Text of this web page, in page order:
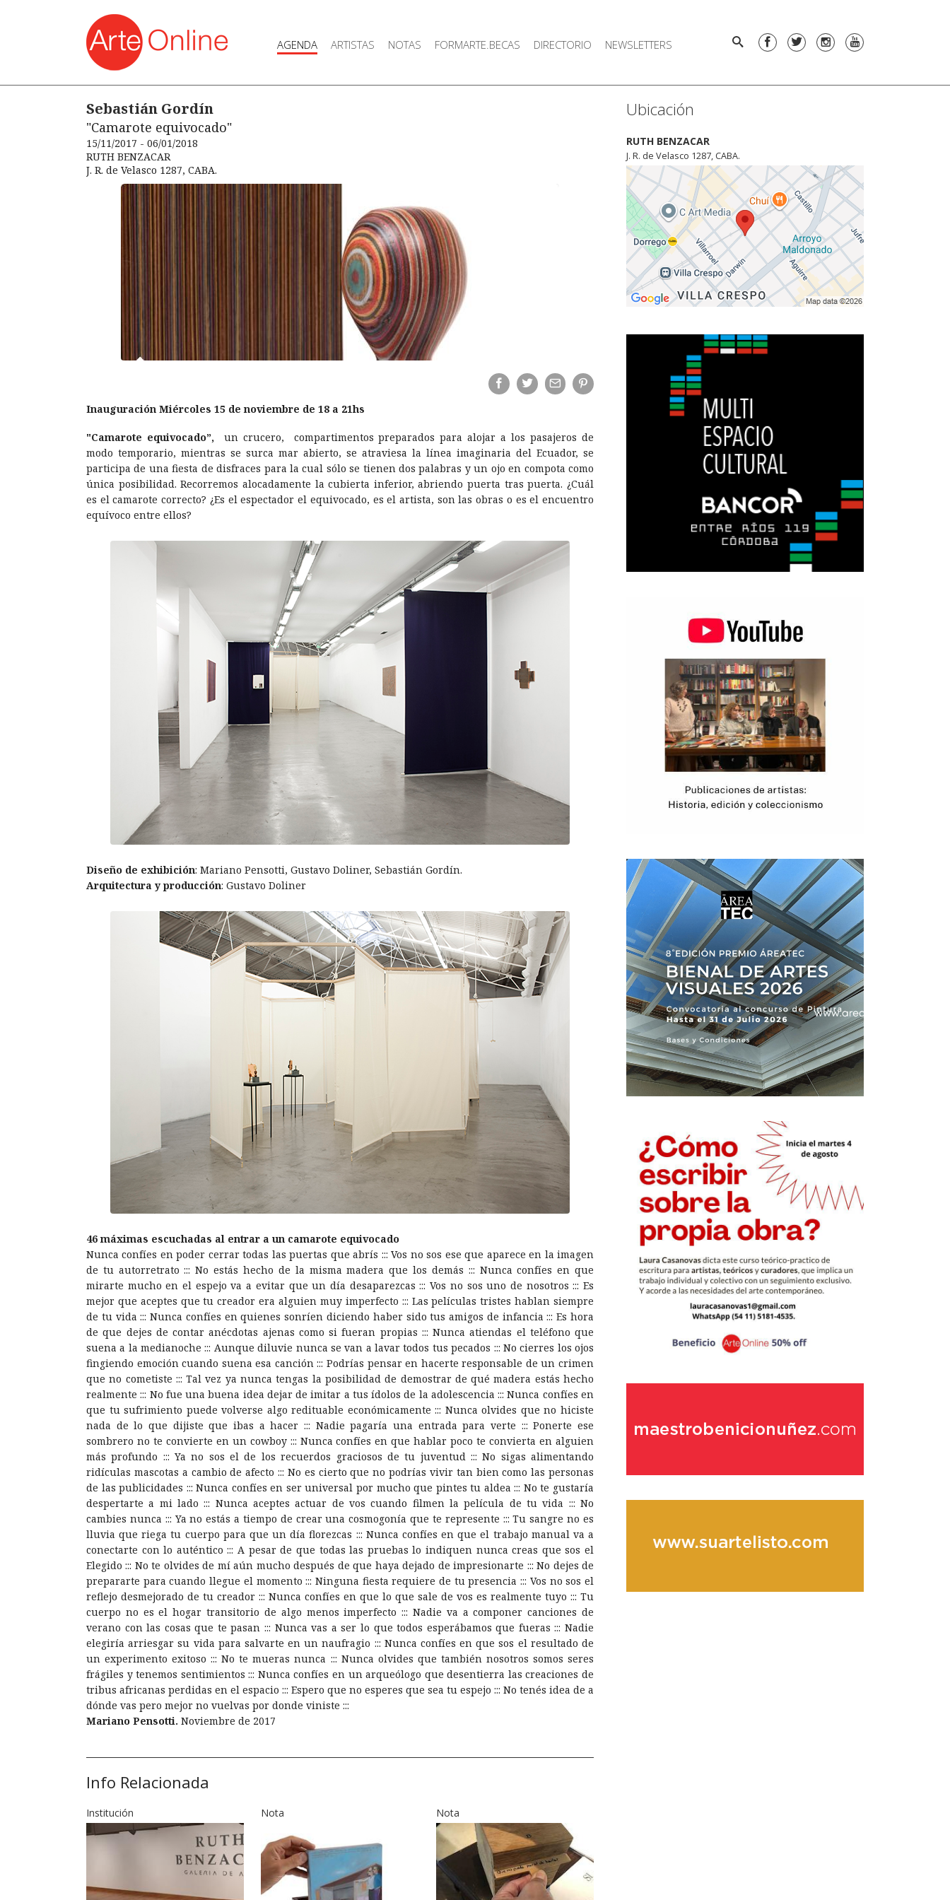
AGENDA ARTISTAS NOTAS FORMARTE.BECAS DIRECTORIO NEWSLETTERS
Sebastián Gordín
"Camarote equivocado"
15/11/2017 - 06/01/2018
RUTH BENZACAR
J. R. de Velasco 1287, CABA.
Inauguración Miércoles 15 de noviembre de 18 a 21hs
"Camarote equivocado”, un crucero, compartimentos preparados para alojar a los pasajeros de
modo temporario, mientras se surca mar abierto, se atraviesa la línea imaginaria del Ecuador, se
participa de una fiesta de disfraces para la cual sólo se tienen dos palabras y un ojo en compota como
única posibilidad. Recorremos alocadamente la cubierta inferior, abriendo puerta tras puerta. ¿Cuál
es el camarote correcto? ¿Es el espectador el equivocado, es el artista, son las obras o es el encuentro
equívoco entre ellos?
Diseño de exhibición: Mariano Pensotti, Gustavo Doliner, Sebastián Gordín.
Arquitectura y producción: Gustavo Doliner
46 máximas escuchadas al entrar a un camarote equivocado
Nunca confíes en poder cerrar todas las puertas que abrís ::: Vos no sos ese que aparece en la imagen
de tu autorretrato ::: No estás hecho de la misma madera que los demás ::: Nunca confíes en que
mirarte mucho en el espejo va a evitar que un día desaparezcas ::: Vos no sos uno de nosotros ::: Es
mejor que aceptes que tu creador era alguien muy imperfecto ::: Las películas tristes hablan siempre
de tu vida ::: Nunca confíes en quienes sonríen diciendo haber sido tus amigos de infancia ::: Es hora
de que dejes de contar anécdotas ajenas como si fueran propias ::: Nunca atiendas el teléfono que
suena a la medianoche ::: Aunque diluvie nunca se van a lavar todos tus pecados ::: No cierres los ojos
fingiendo emoción cuando suena esa canción ::: Podrías pensar en hacerte responsable de un crimen
que no cometiste ::: Tal vez ya nunca tengas la posibilidad de demostrar de qué madera estás hecho
realmente ::: No fue una buena idea dejar de imitar a tus ídolos de la adolescencia ::: Nunca confíes en
que tu sufrimiento puede volverse algo redituable económicamente ::: Nunca olvides que no hiciste
nada de lo que dijiste que ibas a hacer ::: Nadie pagaría una entrada para verte ::: Ponerte ese
sombrero no te convierte en un cowboy ::: Nunca confíes en que hablar poco te convierta en alguien
más profundo ::: Ya no sos el de los recuerdos graciosos de tu juventud ::: No sigas alimentando
ridículas mascotas a cambio de afecto ::: No es cierto que no podrías vivir tan bien como las personas
de las publicidades ::: Nunca confíes en ser universal por mucho que pintes tu aldea ::: No te gustaría
despertarte a mi lado ::: Nunca aceptes actuar de vos cuando filmen la película de tu vida ::: No
cambies nunca ::: Ya no estás a tiempo de crear una cosmogonía que te represente ::: Tu sangre no es
lluvia que riega tu cuerpo para que un día florezcas ::: Nunca confíes en que el trabajo manual va a
conectarte con lo auténtico ::: A pesar de que todas las pruebas lo indiquen nunca creas que sos el
Elegido ::: No te olvides de mí aún mucho después de que haya dejado de impresionarte ::: No dejes de
prepararte para cuando llegue el momento ::: Ninguna fiesta requiere de tu presencia ::: Vos no sos el
reflejo desmejorado de tu creador ::: Nunca confíes en que lo que sale de vos es realmente tuyo ::: Tu
cuerpo no es el hogar transitorio de algo menos imperfecto ::: Nadie va a componer canciones de
verano con las cosas que te pasan ::: Nunca vas a ser lo que todos esperábamos que fueras ::: Nadie
elegiría arriesgar su vida para salvarte en un naufragio ::: Nunca confíes en que sos el resultado de
un experimento exitoso ::: No te mueras nunca ::: Nunca olvides que también nosotros somos seres
frágiles y tenemos sentimientos ::: Nunca confíes en un arqueólogo que desentierra las creaciones de
tribus africanas perdidas en el espacio ::: Espero que no esperes que sea tu espejo ::: No tenés idea de a
dónde vas pero mejor no vuelvas por donde viniste :::
Mariano Pensotti. Noviembre de 2017
Info Relacionada
Institución Nota Nota
Ubicación
RUTH BENZACAR
J. R. de Velasco 1287, CABA.